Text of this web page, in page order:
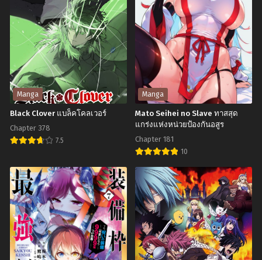
Chapter 31
ธันวาคม 24, 2024
Chapter 30
ธันวาคม 24, 2024
Chapter 29
ธันวาคม 24, 2024
Chapter 28
ธันวาคม 24, 2024
Chapter 27
พฤศจิกายน 29, 2024
Chapter 26
พฤศจิกายน 29, 2024
Chapter 25
พฤศจิกายน 29, 2024
Chapter 24
พฤศจิกายน 29, 2024
พฤศจิกายน 29, 2024 พฤศจิกายน 29, 2024
Chapter 21
พฤศจิกายน 29, 2024
Chapter 20
พฤศจิกายน 29, 2024
Chapter 19
พฤศจิกายน 29, 2024
Chapter 18
พฤศจิกายน 29, 2024
Manga
Black Clover แบล็คโคลเวอร์
Chapter 378
7.5
Clover
แบ
ล็ค
โคล
เวอร์
Manga
Mato Seihei no Slave ทาสสุด
แกร่งแห่งหน่วยป้องกันอสูร
Chapter 181
10
Mato
Seihei
no
Slave
ทาส
สุด